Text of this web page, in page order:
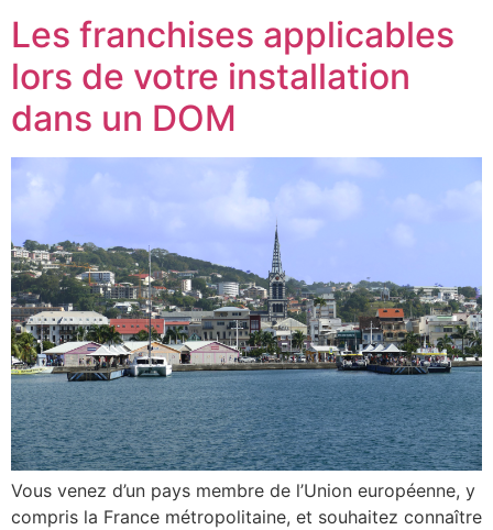
Les franchises applicables
lors de votre installation
dans un DOM
Vous venez d’un pays membre de l’Union européenne, y
compris la France métropolitaine, et souhaitez connaître